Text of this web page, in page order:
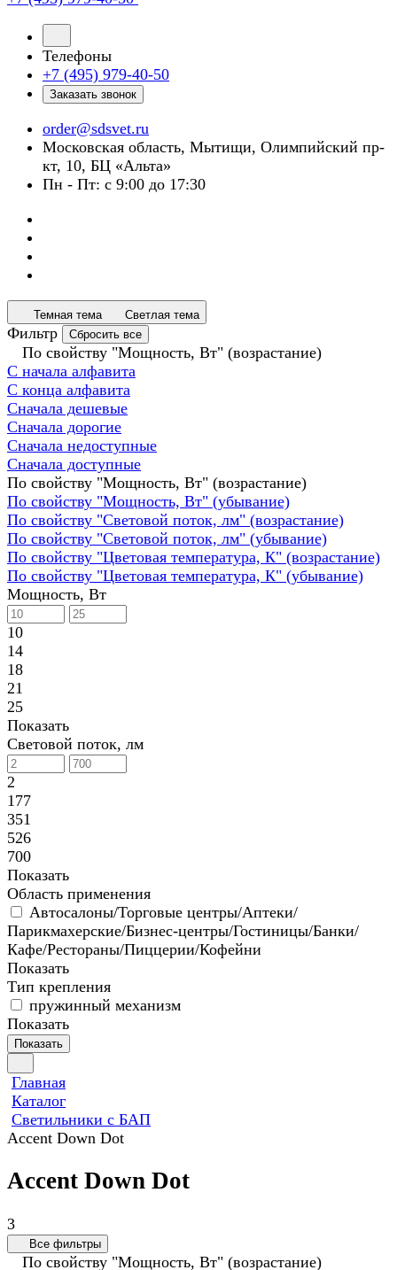
Телефоны
+7 (495) 979-40-50
Заказать звонок
order@sdsvet.ru
Московская область, Мытищи, Олимпийский пр-
кт, 10, БЦ «Альта»
Пн - Пт: с 9:00 до 17:30
Темная тема Светлая тема
Фильтр Сбросить все
По свойству "Мощность, Вт" (возрастание)
С начала алфавита
С конца алфавита
Сначала дешевые
Сначала дорогие
Сначала недоступные
Сначала доступные
По свойству "Мощность, Вт" (возрастание)
По свойству "Мощность, Вт" (убывание)
По свойству "Световой поток, лм" (возрастание)
По свойству "Световой поток, лм" (убывание)
По свойству "Цветовая температура, К" (возрастание)
По свойству "Цветовая температура, К" (убывание)
Мощность, Вт
10
14
18
21
25
Показать
Световой поток, лм
2
177
351
526
700
Показать
Область применения
Автосалоны/Торговые центры/Аптеки/
Парикмахерские/Бизнес-центры/Гостиницы/Банки/
Кафе/Рестораны/Пиццерии/Кофейни
Показать
Тип крепления
пружинный механизм
Показать
Показать
Главная
Каталог
Светильники с БАП
Accent Down Dot
Accent Down Dot
3
Все фильтры
По свойству "Мощность, Вт" (возрастание)